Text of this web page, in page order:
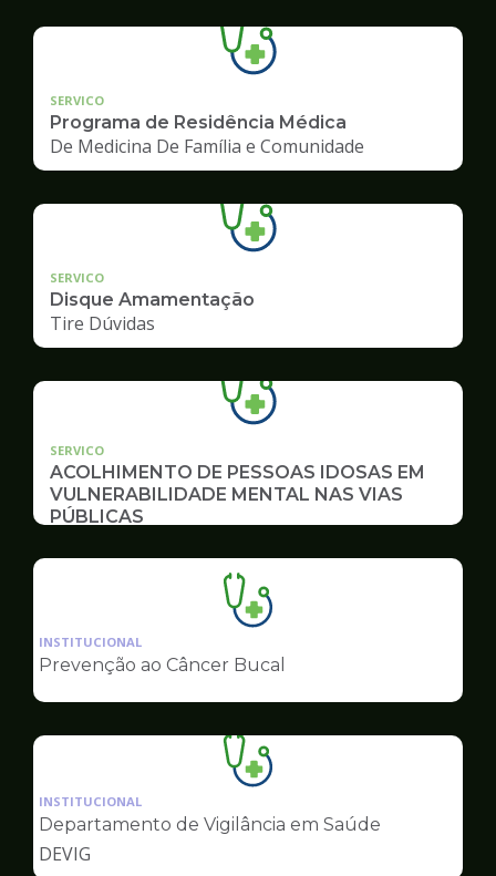
SERVICO
Programa de Residência Médica
De Medicina De Família e Comunidade
SERVICO
Disque Amamentação
Tire Dúvidas
SERVICO
ACOLHIMENTO DE PESSOAS IDOSAS EM
VULNERABILIDADE MENTAL NAS VIAS
PÚBLICAS
Ilustração
da
pagina
Saúde
INSTITUCIONAL
Prevenção ao Câncer Bucal
Ilustração
da
pagina
INSTITUCIONAL
Departamento de Vigilância em Saúde
DEVIG